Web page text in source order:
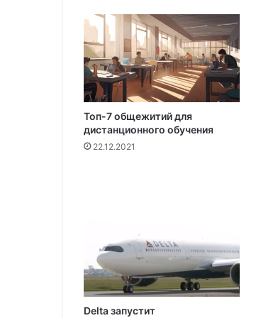
б
л
ю
д
Топ-7 общежитий для
дистанционного обучения
22.12.2021
Delta запустит